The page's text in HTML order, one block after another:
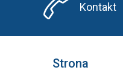
Kontakt
Strona